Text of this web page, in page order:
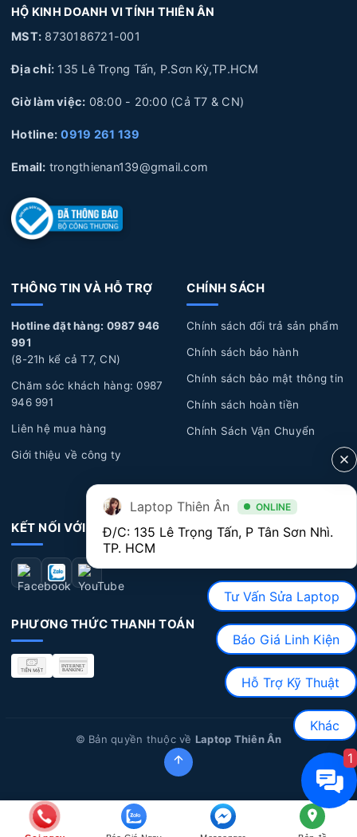
HỘ KINH DOANH VI TÍNH THIÊN ÂN
MST: 8730186721-001
Địa chỉ: 135 Lê Trọng Tấn, P.Sơn Kỳ,TP.HCM
Giờ làm việc: 08:00 - 20:00 (Cả T7 & CN)
Hotline: 0919 261 139
Email: trongthienan139@gmail.com
THÔNG TIN VÀ HỖ TRỢ
Hotline đặt hàng: 0987 946
991
(8-21h kể cả T7, CN)
Chăm sóc khách hàng: 0987
946 991
Liên hệ mua hàng
Giới thiệu về công ty
CHÍNH SÁCH
Chính sách đổi trả sản phẩm
Chính sách bảo hành
Chính sách bảo mật thông tin
Chính sách hoàn tiền
Chính Sách Vận Chuyển
KẾT NỐI VỚI CHÚNG TÔI
PHƯƠNG THỨC THANH TOÁN
© Bản quyền thuộc về Laptop Thiên Ân
Laptop Thiên Ân ONLINE
Đ/C: 135 Lê Trọng Tấn, P Tân Sơn Nhì.
TP. HCM
Tư Vấn Sửa Laptop
Báo Giá Linh Kiện
Hỗ Trợ Kỹ Thuật
Khác
1